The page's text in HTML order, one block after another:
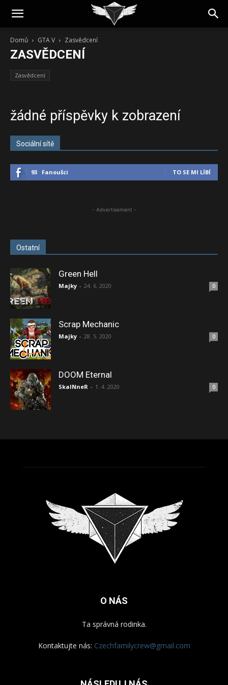
Domů GTA V Zasvědcení
ZASVĚDCENÍ
Zasvědcení
žádné příspěvky k zobrazení
Sociální sítě
93 Fanoušci TO SE MI LÍBÍ
- Advertisement -
Ostatní
Green Hell
Majky - 24. 6. 2020 0
Scrap Mechanic
Majky - 28. 5. 2020 0
DOOM Eternal
SkaINneR - 1. 4. 2020 0
O NÁS
Ta správná rodinka.
Kontaktujte nás: Czechfamilycrew@gmail.com